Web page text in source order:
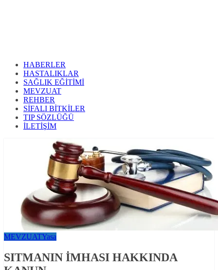
HABERLER
HASTALIKLAR
SAĞLIK EĞİTİMİ
MEVZUAT
REHBER
SİFALI BİTKİLER
TIP SÖZLÜĞÜ
İLETİŞİM
MEVZUATYasa
SITMANIN İMHASI HAKKINDA